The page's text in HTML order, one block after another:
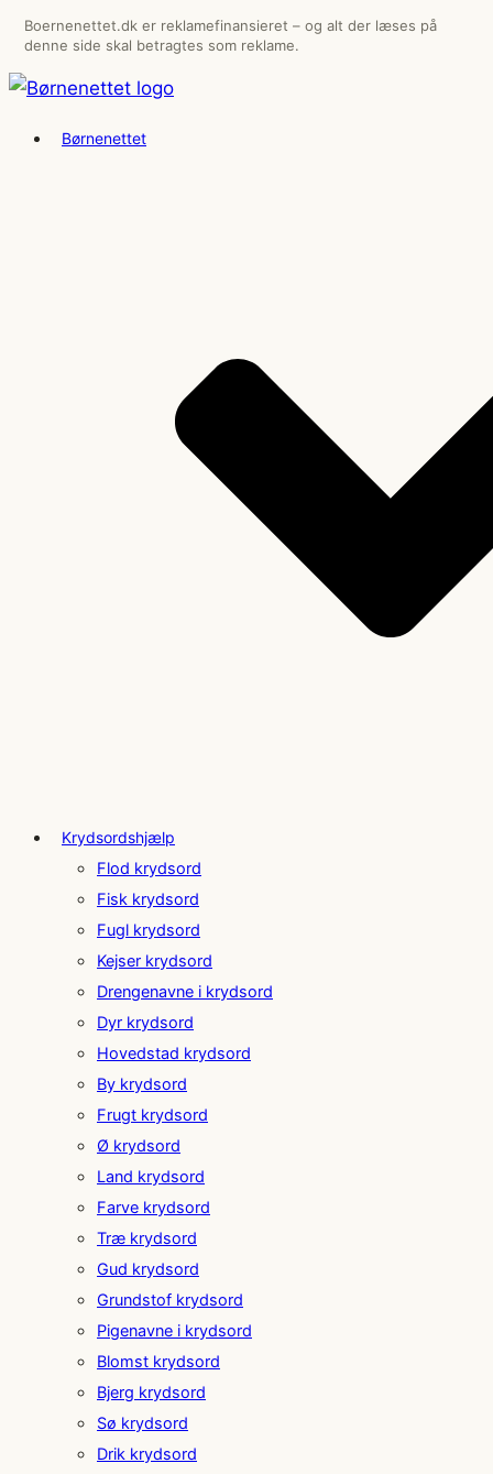
Videre
indhold
Boernenettet.dk er reklamefinansieret – og alt der læses på
denne side skal betragtes som reklame.
Børnenettet
Krydsordshjælp
Flod krydsord
Fisk krydsord
Fugl krydsord
Kejser krydsord
Drengenavne i krydsord
Dyr krydsord
Hovedstad krydsord
By krydsord
Frugt krydsord
Ø krydsord
Land krydsord
Farve krydsord
Træ krydsord
Gud krydsord
Grundstof krydsord
Pigenavne i krydsord
Blomst krydsord
Bjerg krydsord
Sø krydsord
Drik krydsord